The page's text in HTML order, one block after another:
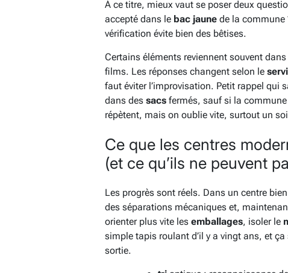
À ce titre, mieux vaut se poser deux
accepté dans le bac jaune de la commune
vérification évite bien des bêtises.
Certains éléments reviennent souvent
films. Les réponses changent selon le
faut éviter l’improvisation. Petit rappel qui
dans des sacs fermés, sauf si la
répètent, mais on oublie vite, surtout un
Ce que les centres
(et ce qu’ils ne peuvent
Les progrès sont réels. Dans un centre
des séparations mécaniques et,
orienter plus vite les emballages, isoler le
simple tapis roulant d’il y a vingt ans, et
sortie.